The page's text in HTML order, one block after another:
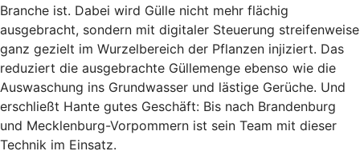
Branche ist. Dabei wird Gülle nicht mehr flächig
ausgebracht, sondern mit digitaler Steuerung streifenweise
ganz gezielt im Wurzelbereich der Pflanzen injiziert. Das
reduziert die ausgebrachte Güllemenge ebenso wie die
Auswaschung ins Grundwasser und lästige Gerüche. Und
erschließt Hante gutes Geschäft: Bis nach Brandenburg
und Mecklenburg-Vorpommern ist sein Team mit dieser
Technik im Einsatz.